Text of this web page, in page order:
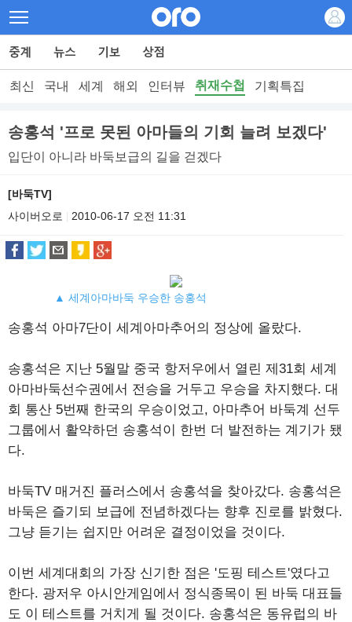
최신 국내 세계 해외 인터뷰 취재수첩 기획특집
송홍석 '프로 못된 아마들의 기회 늘려 보겠다'
입단이 아니라 바둑보급의 길을 걷겠다
[바둑TV]
사이버오로
2010-06-17 오전 11:31
▲ 세계아마바둑 우승한 송홍석
송홍석 아마7단이 세계아마추어의 정상에 올랐다.
송홍석은 지난 5월말 중국 항저우에서 열린 제31회 세계
아마바둑선수권에서 전승을 거두고 우승을 차지했다. 대
회 통산 5번째 한국의 우승이었고, 아마추어 바둑계 선두
그룹에서 활약하던 송홍석이 한번 더 발전하는 계기가 됐
다.
바둑TV 매거진 플러스에서 송홍석을 찾아갔다. 송홍석은
바둑은 즐기되 보급에 전념하겠다는 향후 진로를 밝혔다.
그냥 듣기는 쉽지만 어려운 결정이었을 것이다.
이번 세계대회의 가장 신기한 점은 '도핑 테스트'였다고
한다. 광저우 아시안게임에서 정식종목이 된 바둑 대표들
도 이 테스트를 거치게 될 것이다. 송홍석은 동유럽의 바